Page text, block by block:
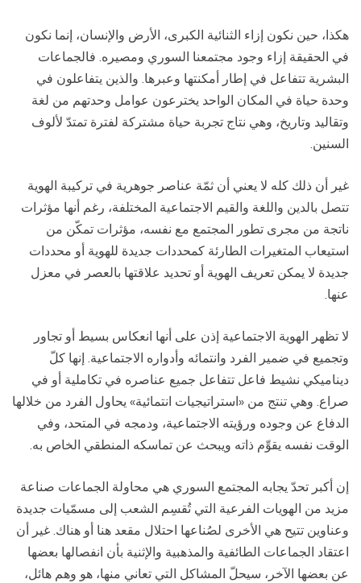
هكذا، حين نكون إزاء الثنائية الكبرى، الأرض والإنسان، إنما نكون
في الحقيقة إزاء وجود مجتمعنا السوري ومصيره. فالجماعات
البشرية تتفاعل في إطار أمكنتها وعبرها. والذين يتفاعلون في
وحدة حياة في المكان الواحد يخترعون عوامل وحدتهم من لغة
وتقاليد وتاريخ، وهي نتاج تجربة حياة مشتركة لفترة تمتدّ لألوف
السنين.
غير أن ذلك كله لا يعني أن ثمّة عناصر جوهرية في تركيبة الهوية
تتصل بالدين واللغة والقيم الاجتماعية المختلفة، رغم أنها مؤثرات
ناتجة من مجرى تطور المجتمع مع نفسه، مؤثرات تمكّن من
استيعاب المتغيرات الطارئة كمحددات جديدة للهوية أو محددات
جديدة لا يمكن تعريف الهوية أو تحديد علاقتها بالعصر في معزل
عنها.
لا تظهر الهوية الاجتماعية إذن على أنها انعكاس بسيط أو تجاور
وتجميع في ضمير الفرد وانتمائه وأدواره الاجتماعية. إنها كلّ
ديناميكي نشيط فاعل تتفاعل جميع عناصره في تكاملية أو في
صراع. وهي تنتج من «استراتيجيات انتمائية» يحاول الفرد من خلالها
الدفاع عن وجوده ورؤيته الاجتماعية، ودمجه في المتحد، وفي
الوقت نفسه يقوِّم ذاته ويبحث عن تماسكه المنطقي الخاص به.
إن أكبر تحدّ يجابه المجتمع السوري هي محاولة الجماعات صناعة
مزيد من الهويات الفرعية التي تُقسِم الشعب إلى مسمّيات جديدة
وعناوين تتيح هي الأخرى لصُناعها احتلال مقعد هنا أو هناك. غير أن
اعتقاد الجماعات الطائفية والمذهبية والإثنية بأن انفصالها بعضها
عن بعضها الآخر، سيحلّ المشاكل التي تعاني منها، هو وهم هائل،